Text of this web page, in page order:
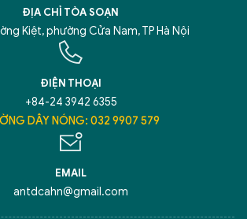
ĐỊA CHỈ TÒA SOẠN
Kiệt, phường Cửa Nam, TP Hà Nội
ĐIỆN THOẠI
+84-24 3942 6355
DÂY NÓNG: 032 9907 579
EMAIL
antdcahn@gmail.com